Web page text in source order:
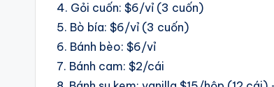
4. Gỏi cuốn: $6/vỉ (3 cuốn)
5. Bò bía: $6/vỉ (3 cuốn)
6. Bánh bèo: $6/vỉ
7. Bánh cam: $2/cái